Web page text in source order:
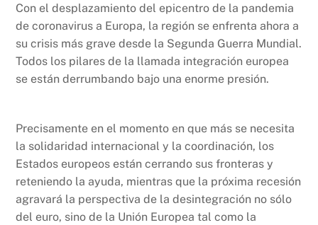
c
e
b
o
k
at
s
A
p
nt p
y
Li
n
Con el desplazamiento del epicentro de la pandemia
de coronavirus a Europa, la región se enfrenta ahora a
su crisis más grave desde la Segunda Guerra Mundial.
Todos los pilares de la llamada integración europea
se están derrumbando bajo una enorme presión.
Precisamente en el momento en que más se necesita
la solidaridad internacional y la coordinación, los
Estados europeos están cerrando sus fronteras y
reteniendo la ayuda, mientras que la próxima recesión
agravará la perspectiva de la desintegración no sólo
del euro, sino de la Unión Europea tal como la